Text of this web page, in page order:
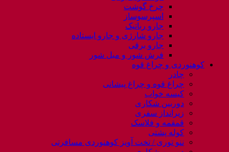
چرخ گوشت
اسپرسوساز
جارو رباتیک
جارو شارژی و جارو ایستاده
جارو برقی
فرش شور و مبل شور
کوهنوردی و چراغ قوه
چادر
چراغ قوه و چراغ پیشانی
کیسه خواب
دوربین شکاری
زیرانداز سفری
قمقمه و فلاسک
کوله پشتی
ننو توری / تخت آویز کوهنوردی مسافرتی